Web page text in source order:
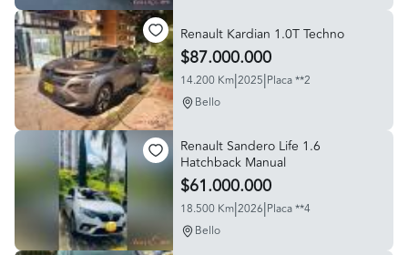
Renault Kardian 1.0T Techno
$87.000.000
14.200 Km|2025|Placa **2
Bello
Renault Sandero Life 1.6
Hatchback Manual
$61.000.000
18.500 Km|2026|Placa **4
Bello